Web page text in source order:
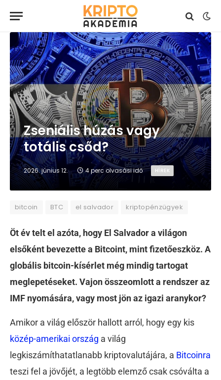
Zseniális húzás vagy
totális csőd?
2026. június 12. 4 perc olvasási idő HÍREK
bitcoin BTC el salvador kriptopénzügyek
Öt év telt el azóta, hogy El Salvador a világon
elsőként bevezette a Bitcoint, mint fizetőeszköz. A
globális bitcoin-kísérlet még mindig tartogat
meglepetéseket. Vajon összeomlott a rendszer az
IMF nyomására, vagy most jön az igazi aranykor?
Amikor a világ először hallott arról, hogy egy kis
közép-amerikai ország a világ
legkiszámíthatatlanabb kriptovalutájára, a Bitcoinra
teszi fel a jövőjét, a legtöbb elemző csak csóválta a